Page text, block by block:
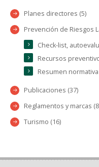
Planes directores (5)
Prevención de Riesgos
Check-list,
Recursos
Resumen normativa
Publicaciones (37)
Reglamentos y marcas
Turismo (16)